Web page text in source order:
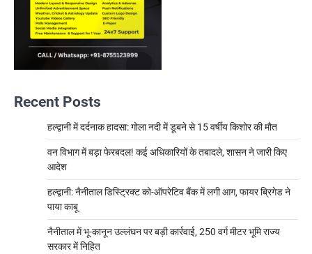
Recent Posts
हल्द्वानी में दर्दनाक हादसा: गोला नदी में डूबने से 15 वर्षीय किशोर की मौत
वन विभाग में बड़ा फेरबदल! कई अधिकारियों के तबादले, शासन ने जारी किए
आदेश
हल्द्वानी: नैनीताल डिस्ट्रिक्ट को-ऑपरेटिव बैंक में लगी आग, फायर ब्रिगेड ने
पाया काबू
नैनीताल में भू-कानून उल्लंघन पर बड़ी कार्रवाई, 250 वर्ग मीटर भूमि राज्य
सरकार में निहित